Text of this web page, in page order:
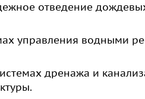
отведение
управления водными
дренажа и